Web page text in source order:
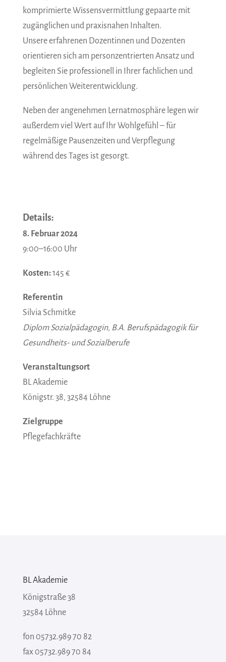
komprimierte Wissensvermittlung gepaarte mit
zugänglichen und praxisnahen Inhalten.
Unsere erfahrenen Dozentinnen und Dozenten
orientieren sich am personzentrierten Ansatz und
begleiten Sie professionell in Ihrer fachlichen und
persönlichen Weiterentwicklung.
Neben der angenehmen Lernatmosphäre legen wir
außerdem viel Wert auf Ihr Wohlgefühl – für
regelmäßige Pausenzeiten und Verpflegung
während des Tages ist gesorgt.
Details:
8. Februar 2024
9:00–16:00 Uhr
Kosten:145 €
Referentin
Silvia Schmitke
Diplom Sozialpädagogin, B.A. Berufspädagogik für
Gesundheits- und Sozialberufe
Veranstaltungsort
BL Akademie
Königstr. 38, 32584 Löhne
Zielgruppe
Pflegefachkräfte
BL Akademie
Königstraße 38
32584 Löhne
fon 05732.989 70 82
fax 05732.989 70 84